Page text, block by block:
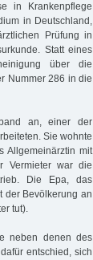
in Krankenpflege
in Deutschland,
Prüfung in
Statt eines
über die
Nummer 286 in die
an, einer der
Sie wohnte
Allgemeinärztin mit
Vermieter war die
Die Epa, das
der Bevölkerung an
tut).
neben denen des
entschied, sich